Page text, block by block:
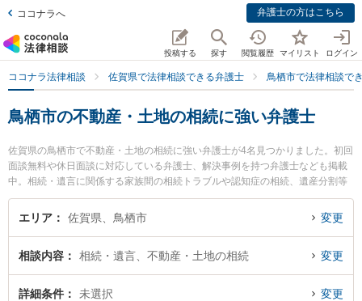
ココナラへ 弁護士の方はこちら
投稿する 探す 閲覧履歴 マイリスト ログイン
ココナラ法律相談 佐賀県で法律相談できる弁護士 鳥栖市で法律相談で
鳥栖市の不動産・土地の相続に強い弁護士
佐賀県の鳥栖市で不動産・土地の相続に強い弁護士が4名見つかりました。初回
面談無料や休日面談に対応している弁護士、解決事例を持つ弁護士なども掲載
中。相続・遺言に関係する家族間の相続トラブルや認知症の相続、遺産分割等
の細かな分野での絞り込み検索もでき便利です。特に弁護士法人ITS法律事務所
鳥栖事務所の松田 直弁護士や九州鳥栖・芯鋭法律事務所の小山 一郎弁護士、弁
護士法人ITS法律事務所 鳥栖事務所の松尾 潤弁護士のプロフィール情報や弁護
産・土地の相続のトラブルを今すぐに弁護士に相談したい』『不動産・土地の
相続のトラブル解決の実績豊富な近くの弁護士を検索したい』『初回相談無料
で不動産・土地の相続を法律相談できる鳥栖市内の弁護士に相談予約したい』
エリア 佐賀県、鳥栖市 変更
相談内容 相続・遺言、不動産・土地の相続 変更
詳細条件 未選択 変更